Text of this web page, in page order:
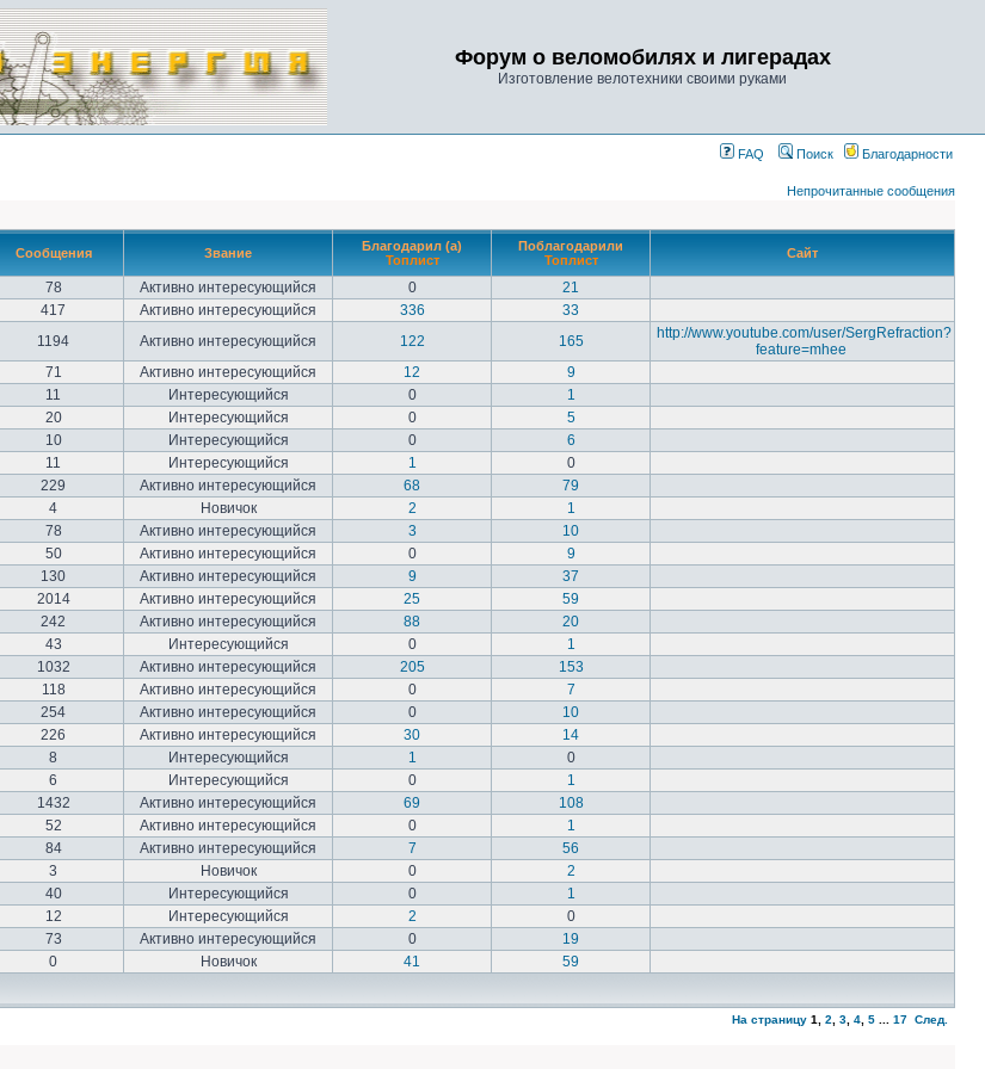
Форум о веломобилях и лигерадах
Изготовление велотехники своими руками
FAQ Поиск Благодарности
Непрочитанные сообщения
Сообщения Звание
Благодарил (а)
Топлист
Поблагодарили
Топлист
Сайт
78 Активно интересующийся 0
21
417 Активно интересующийся 336
33
1194 Активно интересующийся 122 165
http://www.youtube.com/user/SergRefraction?
feature=mhee
71 Активно интересующийся 12
9
11 Интересующийся 0
1
20 Интересующийся 0
5
10 Интересующийся 0
6
11 Интересующийся 1
0
229 Активно интересующийся 68
79
4 Новичок 2
1
78 Активно интересующийся 3
10
50 Активно интересующийся 0
9
130 Активно интересующийся 9
37
2014 Активно интересующийся 25
59
242 Активно интересующийся 88
20
43 Интересующийся 0
1
1032 Активно интересующийся 205
153
118 Активно интересующийся 0
7
254 Активно интересующийся 0
10
226 Активно интересующийся 30
14
8 Интересующийся 1
0
6 Интересующийся 0
1
1432 Активно интересующийся 69
108
52 Активно интересующийся 0
1
84 Активно интересующийся 7
56
3 Новичок 0
2
40 Интересующийся 0
1
12 Интересующийся 2
0
73 Активно интересующийся 0
19
0 Новичок 41 59
На страницу 1 2 3 4 5 17 След.